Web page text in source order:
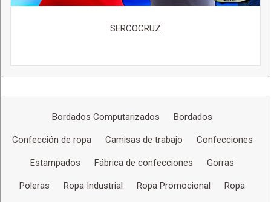
SERCOCRUZ
Bordados Computarizados Bordados
Confección de ropa Camisas de trabajo Confecciones
Estampados Fábrica de confecciones Gorras
Poleras Ropa Industrial Ropa Promocional Ropa